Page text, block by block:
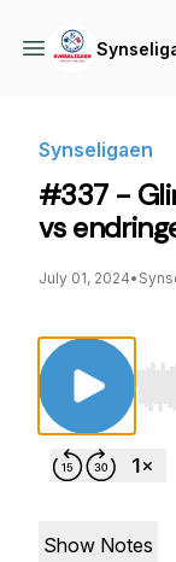
Synseligaen
#337 -
vs
July 01, 2024•
Show Notes